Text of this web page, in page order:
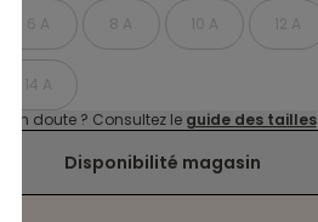
6 A 8 A 10 A 12 A
14 A
Un doute ? Consultez le guide des tailles
Disponibilité magasin